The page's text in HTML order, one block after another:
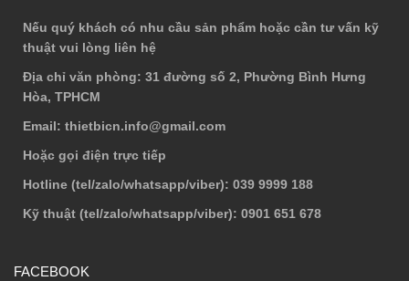
Nếu quý khách có nhu cầu sản phẩm hoặc cần tư vấn kỹ
thuật vui lòng liên hệ
Địa chỉ văn phòng: 31 đường số 2, Phường Bình Hưng
Hòa, TPHCM
Email: thietbicn.info@gmail.com
Hoặc gọi điện trực tiếp
Hotline (tel/zalo/whatsapp/viber): 039 9999 188
Kỹ thuật (tel/zalo/whatsapp/viber): 0901 651 678
FACEBOOK